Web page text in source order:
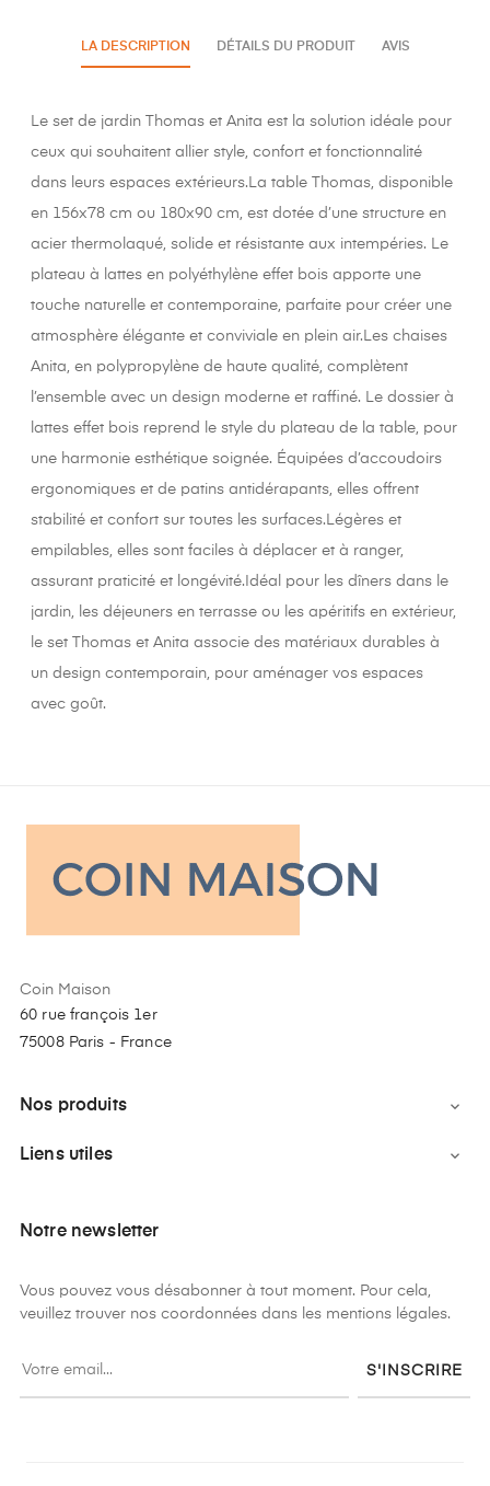
LA DESCRIPTION DÉTAILS DU PRODUIT AVIS
Le set de jardin Thomas et Anita est la solution idéale pour
ceux qui souhaitent allier style, confort et fonctionnalité
dans leurs espaces extérieurs.La table Thomas, disponible
en 156x78 cm ou 180x90 cm, est dotée d’une structure en
acier thermolaqué, solide et résistante aux intempéries. Le
plateau à lattes en polyéthylène effet bois apporte une
touche naturelle et contemporaine, parfaite pour créer une
atmosphère élégante et conviviale en plein air.Les chaises
Anita, en polypropylène de haute qualité, complètent
l’ensemble avec un design moderne et raffiné. Le dossier à
lattes effet bois reprend le style du plateau de la table, pour
une harmonie esthétique soignée. Équipées d’accoudoirs
ergonomiques et de patins antidérapants, elles offrent
stabilité et confort sur toutes les surfaces.Légères et
empilables, elles sont faciles à déplacer et à ranger,
assurant praticité et longévité.Idéal pour les dîners dans le
jardin, les déjeuners en terrasse ou les apéritifs en extérieur,
le set Thomas et Anita associe des matériaux durables à
un design contemporain, pour aménager vos espaces
avec goût.
Coin Maison
60 rue françois 1er
75008 Paris - France
Nos produits 
Liens utiles 
Notre newsletter
Vous pouvez vous désabonner à tout moment. Pour cela,
veuillez trouver nos coordonnées dans les mentions légales.
S'INSCRIRE